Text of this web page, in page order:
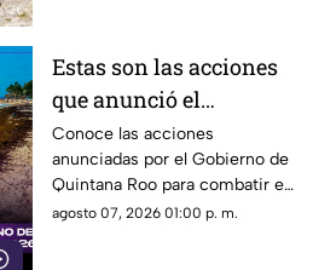
Estas son las acciones
que anunció el
Gobierno de Quintana
Roo para combatir el
sargazo en 2026
Conoce las acciones
anunciadas por el Gobierno de
Quintana Roo para combatir el
sargazo y mantener limpias las
agosto 07, 2026 01:00 p. m.